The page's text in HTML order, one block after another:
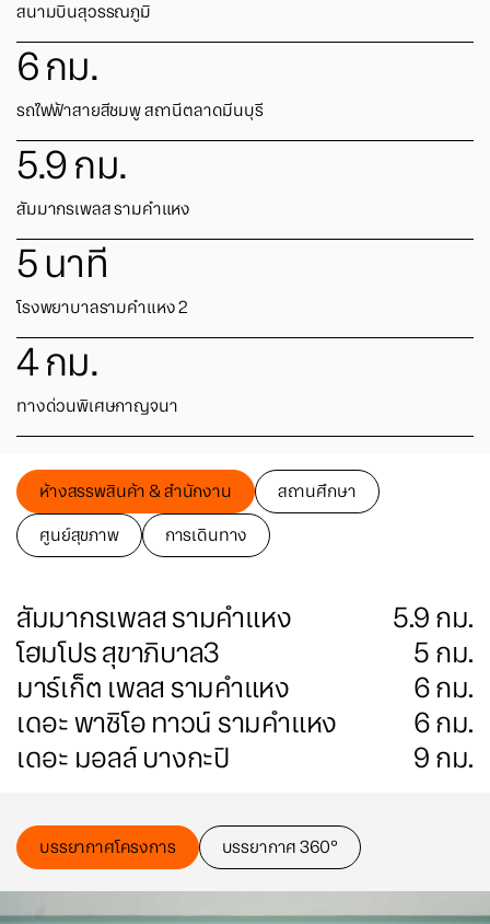
4กม.
ทางด่วนพิเศษกาญจนา
5 นาที
โรงพยาบาลรามคำแหง 2
5.9กม.
สัมมากรเพลส รามคำแหง
6กม.
รถไฟฟ้าสายสีชมพู สถานีตลาดมีนบุรี
สนามบินสุวรรณภูมิ
ห้างสรรพสินค้า & สำนักงาน
สถานศึกษา
ศูนย์สุขภาพ
การเดินทาง
สัมมากรเพลส รามคำแหง 5.9 กม.
โฮมโปร สุขาภิบาล3
5 กม.
มาร์เก็ต เพลส รามคําแหง
6กม.
เดอะ พาซิโอ ทาวน์ รามคำแหง
6กม.
เดอะ มอลล์ บางกะปิ
9 กม.
บรรยากาศโครงการ บรรยากาศ 360°